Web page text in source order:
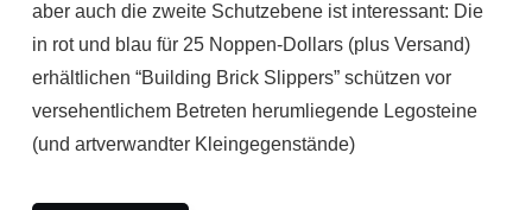
aber auch die zweite Schutzebene ist interessant: Die
in rot und blau für 25 Noppen-Dollars (plus Versand)
erhältlichen “Building Brick Slippers” schützen vor
versehentlichem Betreten herumliegende Legosteine
(und artverwandter Kleingegenstände)